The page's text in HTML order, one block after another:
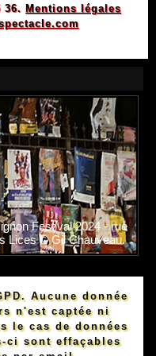
36. Mentions légales
Festival 2024 - rue
Lices © Gil Chauveau.
Aucune donnée
n'est captée ni
le cas de données
ci sont effaçables